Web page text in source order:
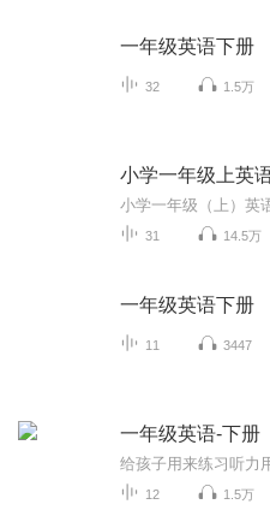
一年级英语下册
32 1.5万
小学一年级上英
小学一年级（上）英
31 14.5万
一年级英语下册
11 3447
一年级英语-下册
给孩子用来练习听力
12 1.5万